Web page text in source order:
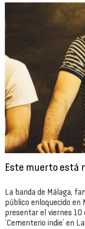
Este muerto está
La banda de Málaga,
público enloquecido en
presentar el viernes
‘Cementerio indie’ en